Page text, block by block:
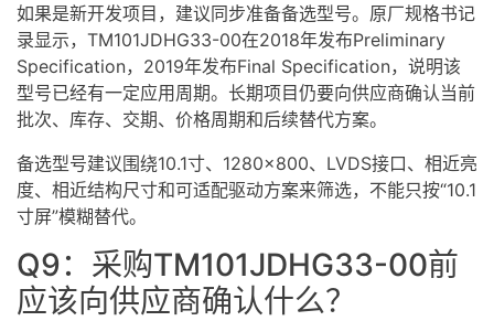
如果是新开发项目，建议同步准备备选型号。原厂规格书记
录显示，TM101JDHG33-00在2018年发布Preliminary
Specification，2019年发布Final Specification，说明该
型号已经有一定应用周期。长期项目仍要向供应商确认当前
批次、库存、交期、价格周期和后续替代方案。
备选型号建议围绕10.1寸、1280×800、LVDS接口、相近亮
度、相近结构尺寸和可适配驱动方案来筛选，不能只按“10.1
寸屏”模糊替代。
Q9：采购TM101JDHG33-00前
应该向供应商确认什么？